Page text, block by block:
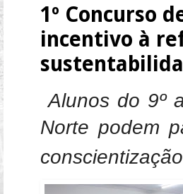
1º Concurso
incentivo à
Alunos do 9º
Norte podem